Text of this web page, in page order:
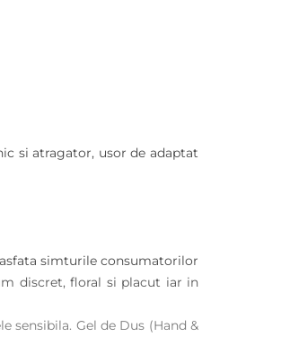
si atragator, usor de adaptat
simturile consumatorilor
discret, floral si placut iar in
sensibila. Gel de Dus (Hand &